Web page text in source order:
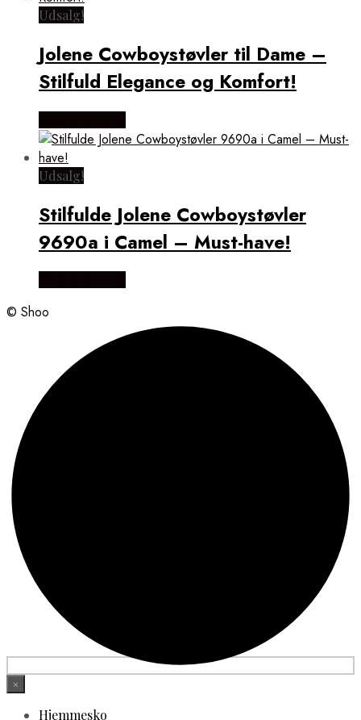
Udsalg!
Jolene Cowboystøvler til Dame –
Stilfuld Elegance og Komfort!
Udsalg!
Stilfulde Jolene Cowboystøvler
9690a i Camel – Must-have!
© Shoo
×
Hjemmesko